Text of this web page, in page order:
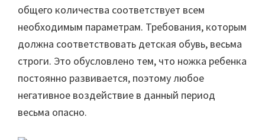
общего количества соответствует всем
необходимым параметрам. Требования, которым
должна соответствовать детская обувь, весьма
строги. Это обусловлено тем, что ножка ребенка
постоянно развивается, поэтому любое
негативное воздействие в данный период
весьма опасно.